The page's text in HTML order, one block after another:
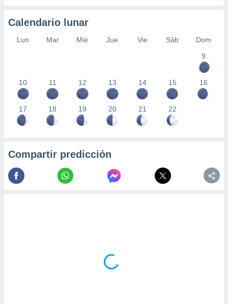
Calendario lunar
Lun Mar Mié Jue Vie Sáb
Dom
9
10 11 12 13 14 15 16
17 18 19 20 21 22
Compartir predicción